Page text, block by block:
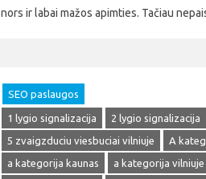
nors ir labai mažos apimties. Tačiau
SEO paslaugos
1 lygio signalizacija 2 lygio signalizacija
5 zvaigzduciu viesbuciai vilniuje
A
a kategorija kaunas
a kategorija vilniuje